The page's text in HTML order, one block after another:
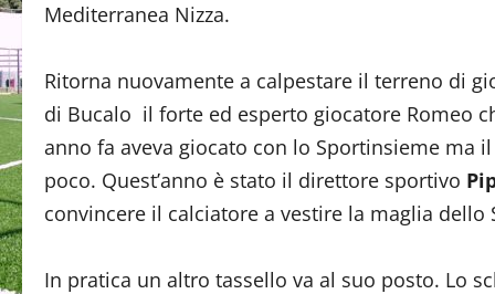
Mediterranea Nizza.
Ritorna nuovamente a calpestare il terreno di
di Bucalo il forte ed esperto giocatore Romeo
anno fa aveva giocato con lo Sportinsieme ma
poco. Quest’anno è stato il direttore sportivo
convincere il calciatore a vestire la maglia dello
In pratica un altro tassello va al suo posto. Lo